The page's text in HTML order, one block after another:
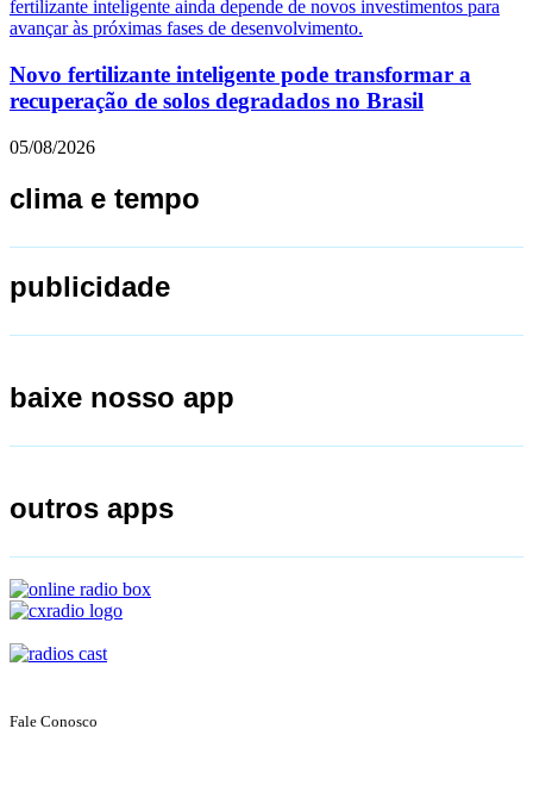
Novo fertilizante inteligente pode transformar a
recuperação de solos degradados no Brasil
05/08/2026
clima e tempo
publicidade
baixe nosso app
outros apps
Fale Conosco